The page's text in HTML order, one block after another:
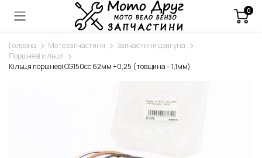
0
Головна Мотозапчастини
Запчастини двигуна
Поршневі кільця
Кільця поршневі CG150cc 62мм +0,25 (товщина – 1,1мм)